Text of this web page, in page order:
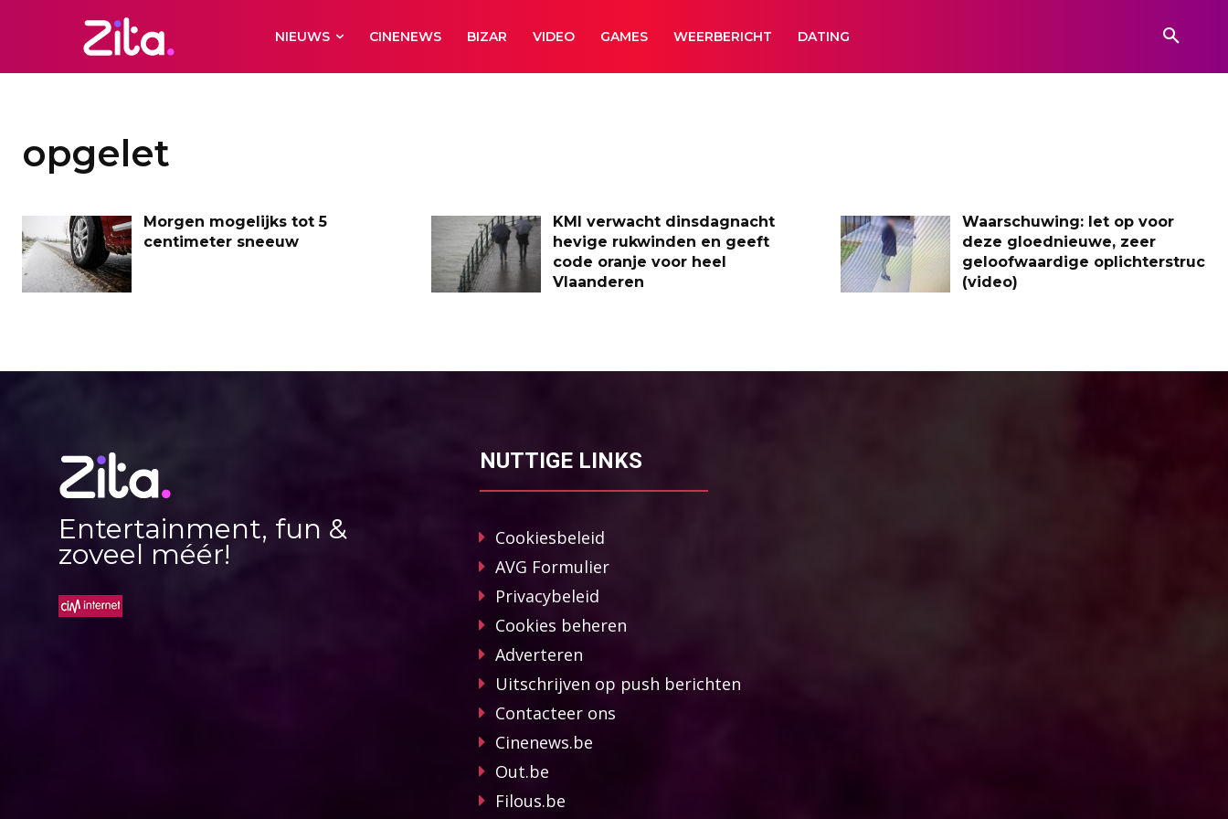
NIEUWS CINENEWS BIZAR VIDEO GAMES WEERBERICHT DATING
opgelet
Morgen mogelijks tot 5
centimeter sneeuw
KMI verwacht dinsdagnacht
hevige rukwinden en geeft
code oranje voor heel
Vlaanderen
Waarschuwing: let op voor
deze gloednieuwe, zeer
geloofwaardige oplichterstruc
(video)
Entertainment, fun &
zoveel méér!
NUTTIGE LINKS
Cookiesbeleid
AVG Formulier
Privacybeleid
Cookies beheren
Adverteren
Uitschrijven op push berichten
Contacteer ons
Cinenews.be
Out.be
Filous.be